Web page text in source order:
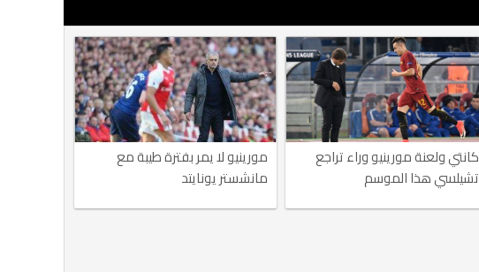
كانتي ولعنة مورينيو وراء تراجع
تشيلسي هذا الموسم
مورينيو لا يمر بفترة طيبة مع
مانشستر يونايتد